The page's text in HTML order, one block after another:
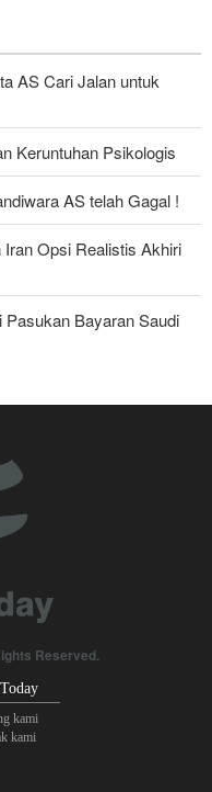
AS Cari Jalan untuk
Keruntuhan Psikologis
AS telah Gagal !
Opsi Realistis Akhiri
Bayaran Saudi
Barat
Seefektif Dulu?
Menipisnya Rudal
Perang yang
Reserved.
kami
kami